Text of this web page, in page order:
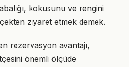
kokusunu ve rengini
ziyaret etmek demek.
rezervasyon avantajı,
önemli ölçüde